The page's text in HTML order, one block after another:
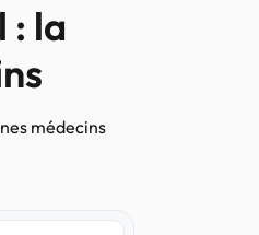
: la
médecins